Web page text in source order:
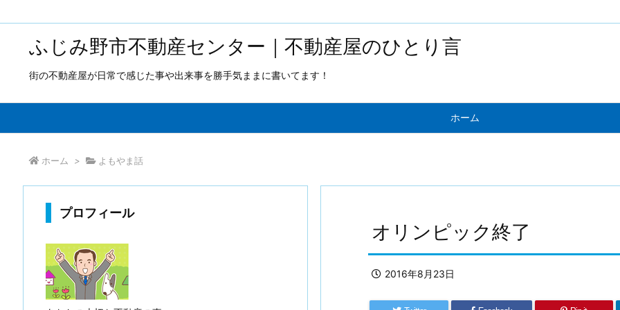
ふじみ野市不動産センター｜不動産屋のひとり言
街の不動産屋が日常で感じた事や出来事を勝手気ままに書いてます！
ホーム
ホーム > よもやま話
オリンピック終了
2016年8月23日
プロフィール